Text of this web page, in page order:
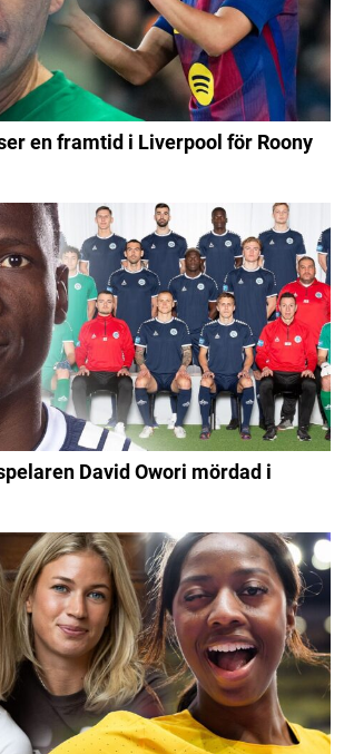
en framtid i Liverpool för Roony
David Owori mördad i